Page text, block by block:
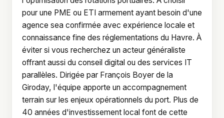
pour une PME ou ETI armement ayant besoin d'une
agence sea confirmée avec expérience locale et
connaissance fine des réglementations du Havre. À
éviter si vous recherchez un acteur généraliste
offrant aussi du conseil digital ou des services IT
parallèles. Dirigée par François Boyer de la
Giroday, l'équipe apporte un accompagnement
terrain sur les enjeux opérationnels du port. Plus de
40 années d'investissement local font de cette